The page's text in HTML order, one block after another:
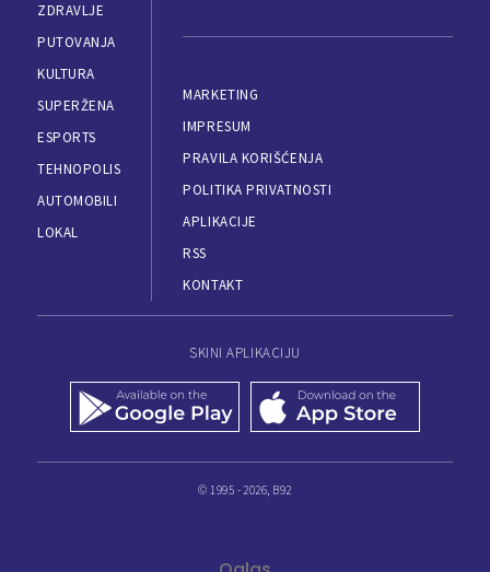
ZDRAVLJE
PUTOVANJA
KULTURA
SUPERŽENA
ESPORTS
TEHNOPOLIS
AUTOMOBILI
LOKAL
MARKETING
IMPRESUM
PRAVILA KORIŠĆENJA
POLITIKA PRIVATNOSTI
APLIKACIJE
RSS
KONTAKT
SKINI APLIKACIJU
© 1995 - 2026, B92